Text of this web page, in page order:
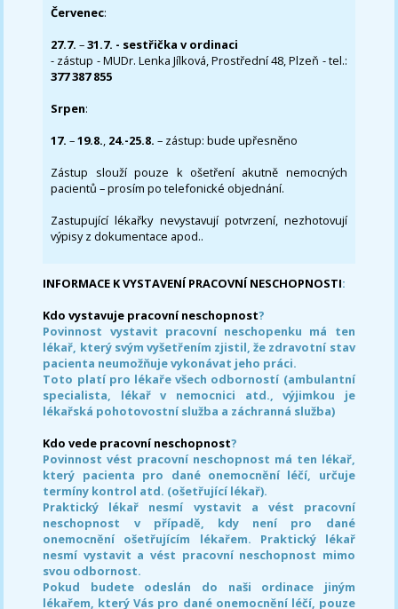
Červenec:
27.7.–31.7. - sestřička v ordinaci
- zástup - MUDr. Lenka Jílková, Prostřední 48, Plzeň - tel.:
377 387 855
Srpen:
17. –19.8., 24.-25.8. – zástup: bude upřesněno
Zástup slouží pouze k ošetření akutně nemocných
pacientů – prosím po telefonické objednání.
Zastupující lékařky nevystavují potvrzení, nezhotovují
výpisy z dokumentace apod..
INFORMACE K VYSTAVENÍ PRACOVNÍ NESCHOPNOSTI:
Kdo vystavuje pracovní neschopnost?
Povinnost vystavit pracovní neschopenku má ten
lékař, který svým vyšetřením zjistil, že zdravotní stav
pacienta neumožňuje vykonávat jeho práci.
Toto platí pro lékaře všech odborností (ambulantní
specialista, lékař v nemocnici atd., výjimkou je
lékařská pohotovostní služba a záchranná služba)
Kdo vede pracovní neschopnost?
Povinnost vést pracovní neschopnost má ten lékař,
který pacienta pro dané onemocnění léčí, určuje
termíny kontrol atd. (ošetřující lékař).
Praktický lékař nesmí vystavit a vést pracovní
neschopnost v případě, kdy není pro dané
onemocnění ošetřujícím lékařem. Praktický lékař
nesmí vystavit a vést pracovní neschopnost mimo
svou odbornost.
Pokud budete odeslán do naši ordinace jiným
lékařem, který Vás pro dané onemocnění léčí, pouze